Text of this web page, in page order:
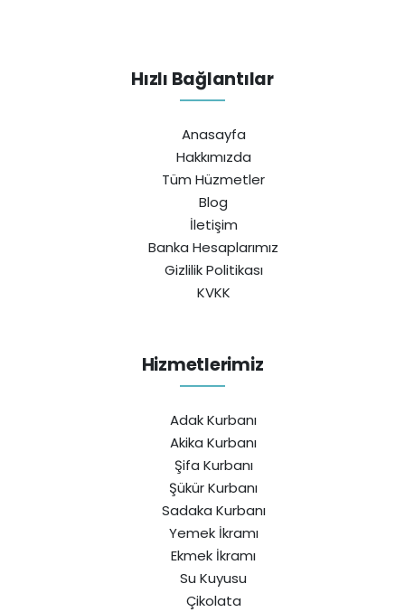
Hızlı Bağlantılar
Anasayfa
Hakkımızda
Tüm Hüzmetler
Blog
İletişim
Banka Hesaplarımız
Gizlilik Politikası
KVKK
Hizmetlerimiz
Adak Kurbanı
Akika Kurbanı
Şifa Kurbanı
Şükür Kurbanı
Sadaka Kurbanı
Yemek İkramı
Ekmek İkramı
Su Kuyusu
Çikolata